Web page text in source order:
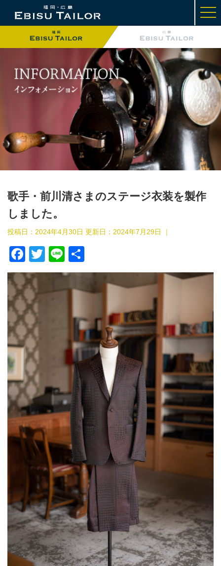
t
o
g
e
a
v
i
g
a
t
i
o
歌手・前川清さまのステージ衣装を製作
しました。
投稿日：2024年4月30日 更新日： 2024年7月29日 ｜
F
a
c
e
b
o
o
k
T
wi
Li
n
e
有